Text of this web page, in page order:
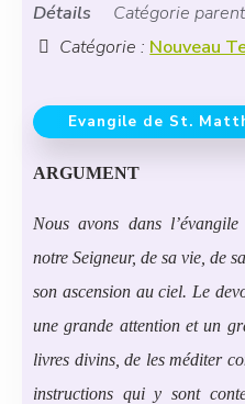
Détails Catégorie
Catégorie : Nouveau
Evangile de St.
ARGUMENT
Nous avons dans
notre Seigneur, de sa vie, de
son ascension au ciel. Le
une grande attention et un
livres divins, de les méditer
instructions qui y sont